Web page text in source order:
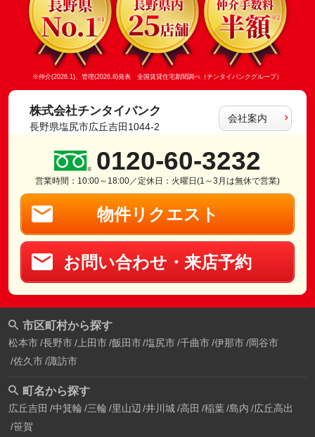
※仲介(2026.1)、管理(2026.8)発表 全国賃貸住宅新聞調べ（チンタイバンクグループ）
株式会社チンタイバンク
長野県塩尻市広丘吉田1044-2
会社案内
0120-60-3232
営業時間：10:00～18:00／定休日：火曜日(1～3月は無休で営業)
物件リクエスト
お問い合わせ・来店予約
市区町村から探す
松本市 長野市 上田市 飯田市 塩尻市 千曲市 伊那市 岡谷市
佐久市 諏訪市
町名から探す
広丘吉田 中箕輪 三輪 里山辺 井川城 高田 稲葉 島内 広丘高出
笹賀